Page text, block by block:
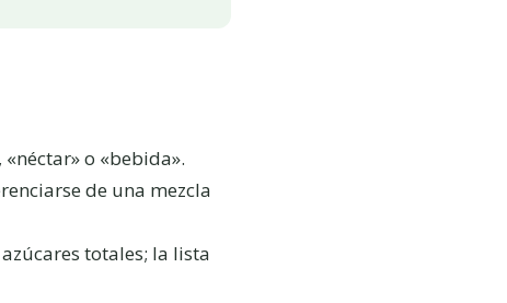
o «bebida».
de una mezcla
totales; la lista